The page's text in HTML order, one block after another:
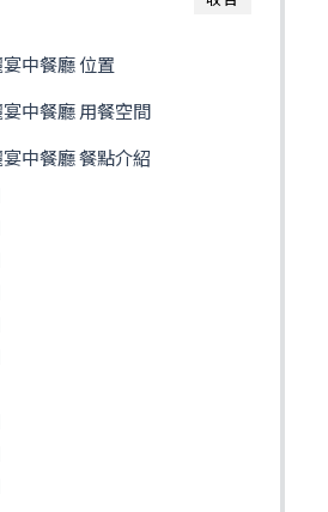
中餐廳 位置
中餐廳 用餐空間
中餐廳 餐點介紹